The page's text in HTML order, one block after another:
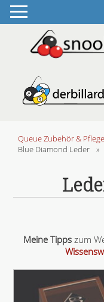
Queue Zubehör & Pflege
Blue Diamond Leder
»
Meine Tipps zum